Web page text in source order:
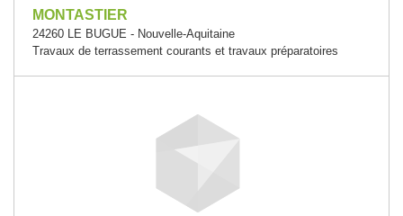
MONTASTIER
24260 LE BUGUE - Nouvelle-Aquitaine
Travaux de terrassement courants et travaux préparatoires